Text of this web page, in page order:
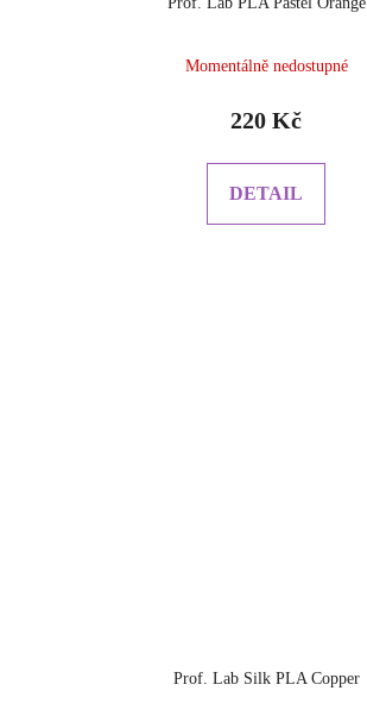
Momentálně nedostupné
220 Kč
DETAIL
Prof. Lab Silk PLA Copper